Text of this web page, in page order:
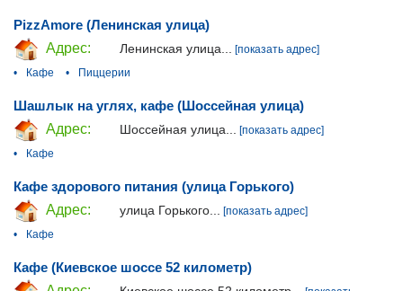
PizzAmore (Ленинская улица)
Адрес:
Ленинская улица... [показать адрес]
•
Кафе • Пиццерии
Шашлык на углях, кафе (Шоссейная улица)
Адрес:
Шоссейная улица...
[показать адрес]
•
Кафе
Кафе здорового питания (улица Горького)
Адрес:
улица Горького...
[показать адрес]
•
Кафе
Кафе (Киевское шоссе 52 километр)